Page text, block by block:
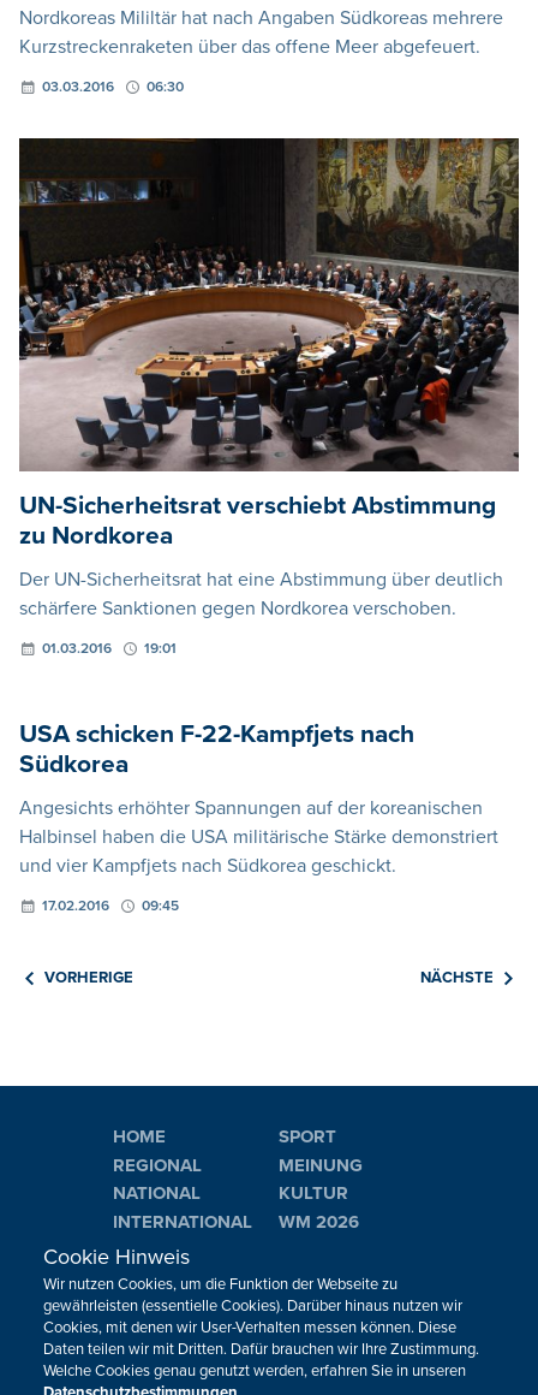
Nordkoreas Mililtär hat nach Angaben Südkoreas mehrere
Kurzstreckenraketen über das offene Meer abgefeuert.
03.03.2016 06:30
UN-Sicherheitsrat verschiebt Abstimmung
zu Nordkorea
Der UN-Sicherheitsrat hat eine Abstimmung über deutlich
schärfere Sanktionen gegen Nordkorea verschoben.
01.03.2016 19:01
USA schicken F-22-Kampfjets nach
Südkorea
Angesichts erhöhter Spannungen auf der koreanischen
Halbinsel haben die USA militärische Stärke demonstriert
und vier Kampfjets nach Südkorea geschickt.
17.02.2016 09:45
VORHERIGE NÄCHSTE
HOME
REGIONAL
NATIONAL
INTERNATIONAL
SPORT
MEINUNG
KULTUR
WM 2026
Neuigkeiten zum BRF als Newsletter
JETZT ANMELDEN
Cookie Hinweis
Wir nutzen Cookies, um die Funktion der Webseite zu
gewährleisten (essentielle Cookies). Darüber hinaus nutzen wir
Cookies, mit denen wir User-Verhalten messen können. Diese
Daten teilen wir mit Dritten. Dafür brauchen wir Ihre Zustimmung.
Welche Cookies genau genutzt werden, erfahren Sie in unseren